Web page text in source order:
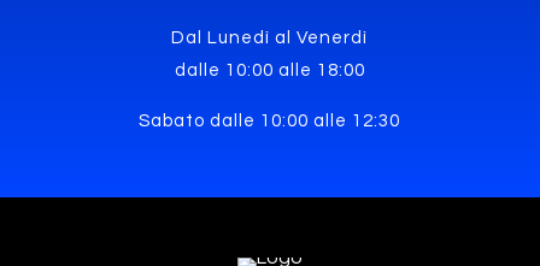
Dal Lunedì al Venerdì
dalle 10:00 alle 18:00
Sabato dalle 10:00 alle 12:30